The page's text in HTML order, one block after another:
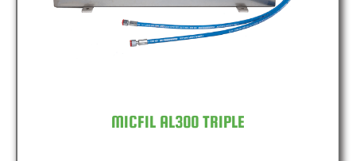
MICFIL AL300 TRIPLE